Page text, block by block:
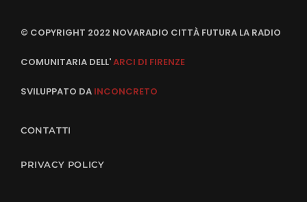
© COPYRIGHT 2022 NOVARADIO CITTÀ FUTURA LA RADIO
COMUNITARIA DELL'ARCI DI FIRENZE
SVILUPPATO DA INCONCRETO
CONTATTI
PRIVACY POLICY